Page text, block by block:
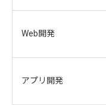
Web開発
アプリ開発